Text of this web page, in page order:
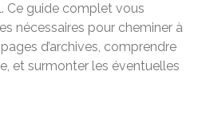
Ce guide complet vous
nécessaires pour cheminer à
d’archives, comprendre
et surmonter les éventuelles